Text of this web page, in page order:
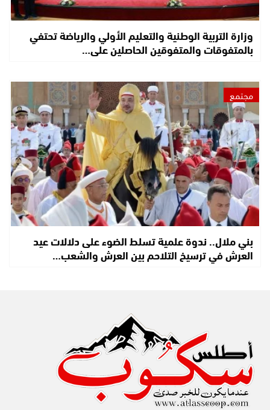
وزارة التربية الوطنية والتعليم الأولي والرياضة تحتفي
بالمتفوقات والمتفوقين الحاصلين على…
مجتمع
بني ملال.. ندوة علمية تسلط الضوء على دلالات عيد
العرش في ترسيخ التلاحم بين العرش والشعب…